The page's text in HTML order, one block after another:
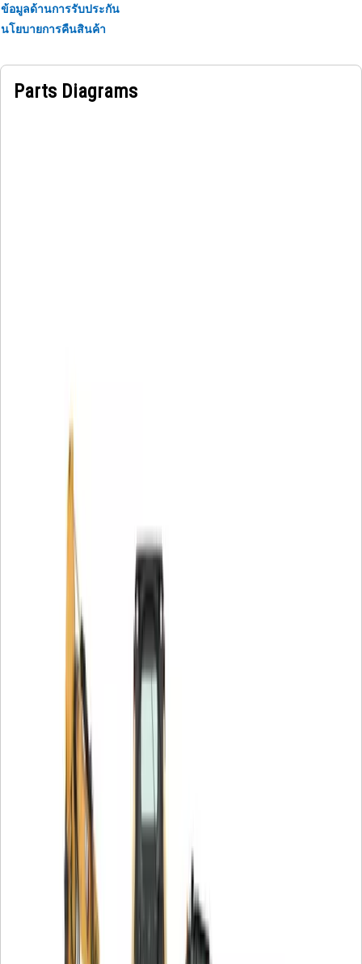
ข้อมูลด้านการรับประกัน
นโยบายการคืนสินค้า
Parts Diagrams